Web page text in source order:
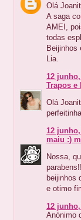
Olá
A saga
AMEI,
todas
Beijinhos
Lia.
12
Trapos e
Olá
12
maiu :)
Nossa,
beijinhos
e otimo
12
Anónimo